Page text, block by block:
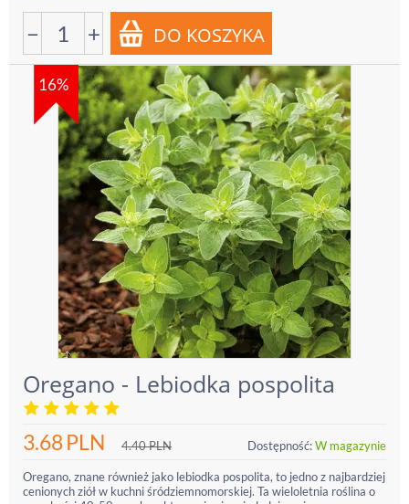
− +
16%
Oregano - Lebiodka pospolita
3.68PLN 4.40PLN Dostępność:W magazynie
Oregano, znane również jako lebiodka pospolita, to jedno z najbardziej
cenionych ziół w kuchni śródziemnomorskiej. Ta wieloletnia roślina o